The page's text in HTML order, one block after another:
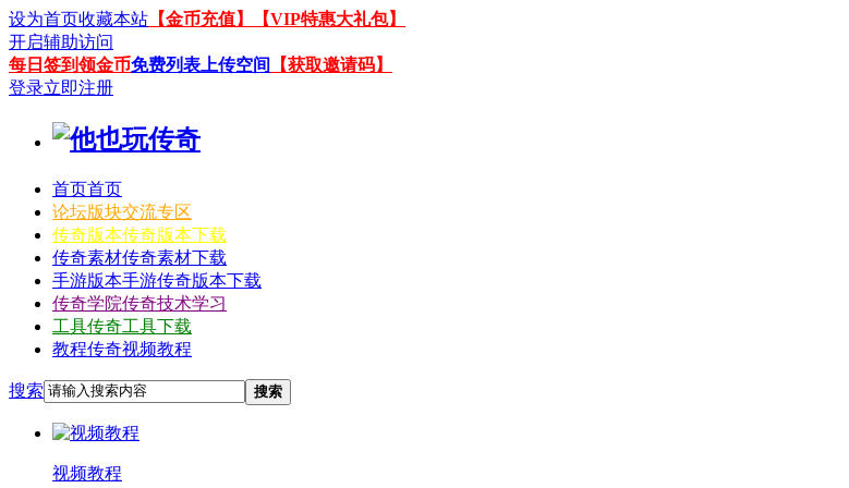
设为首页收藏本站 【金币充值】
【VIP特惠大礼包】
开启辅助访问
每日签到领金币免费列表上传空间
【获取邀请码】
登录立即注册
首页首页
论坛版块交流专区
传奇版本传奇版本下载
传奇素材传奇素材下载
手游版本手游传奇版本下载
传奇学院传奇技术学习
工具传奇工具下载
教程传奇视频教程
搜索 搜索
视频教程